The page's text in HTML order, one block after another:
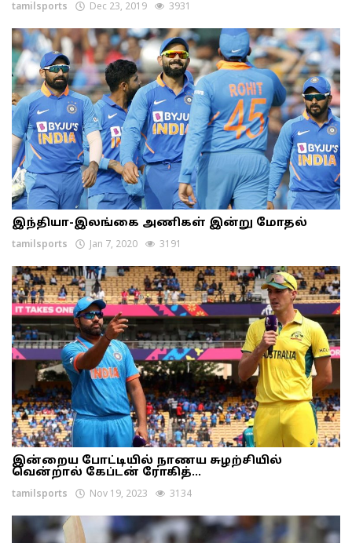
tamilsports Dec 23, 2019 3931
இந்தியா-இலங்கை அணிகள் இன்று மோதல்
tamilsports Jan 7, 2020 3191
இன்றைய போட்டியில் நாணய சுழற்சியில்
வென்றால் கேப்டன் ரோகித்...
tamilsports Nov 19, 2023 3134